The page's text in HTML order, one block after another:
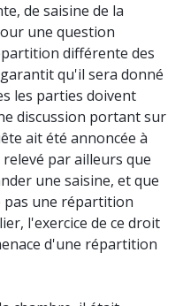
de saisine de la
une question
différente des
qu'il sera donné
les parties doivent
discussion portant sur
ait été annoncée à
par ailleurs que
une saisine, et que
pas une répartition
l'exercice de ce droit
d'une répartition